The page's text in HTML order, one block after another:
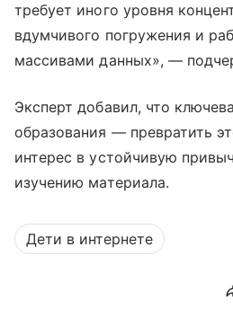
требует иного уровня
вдумчивого погружения и
массивами данных», —
Эксперт добавил, что
образования — превратить
интерес в устойчивую
изучению материала.
Дети в интернете